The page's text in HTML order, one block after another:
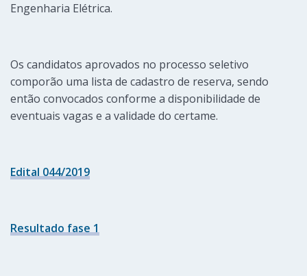
Engenharia Elétrica.
Os candidatos aprovados no processo seletivo
comporão uma lista de cadastro de reserva, sendo
então convocados conforme a disponibilidade de
eventuais vagas e a validade do certame.
Edital 044/2019
Resultado fase 1